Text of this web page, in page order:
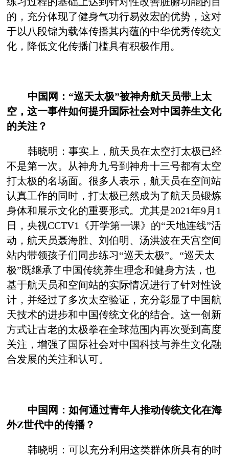
的，充分体现了健身气功行易效宏的优势，这对
于以八段锦为载体传播其内蕴的中华优秀传统文
化，降低文化传播门槛具有积极作用。
中国网：“巡天太极”被神舟航天员带上太
空，这一事件如何提升国际社会对中国养生文化
的关注？
韩晓明：事实上，航天员在太空打太极已经
不是第一次。从神舟九号到神舟十三号都有太空
打太极的名场面。很多人表示，航天员在空间站
认真工作的同时，打太极已然成为了航天员锻炼
身体和展示文化的重要形式。尤其是2021年9月1
日，央视CCTV1《开学第一课》的“天地连线”活
动，航天员聂海胜、刘伯明、汤洪波在天宫空间
站内带领孩子们同步练习“巡天太极”。“巡天太
极”既继承了中国传统养生理念和健身方法，也
基于航天员和空间站的实际情况进行了针对性设
计，并经过了多次太空验证，充分彰显了中国航
天技术的进步和中国传统文化的结合。这一创新
方式让古老的太极拳在全球范围内再次受到高度
关注，增强了国际社会对中国科技与养生文化融
合发展的关注和认可。
中国网：如何通过青年人推动传统文化在海
外Z世代中的传播？
韩晓明：可以充分利用这类群体所具有的时